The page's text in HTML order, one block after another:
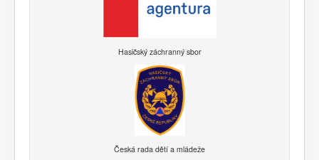
Hasičský záchranný sbor
Česká rada dětí a mládeže